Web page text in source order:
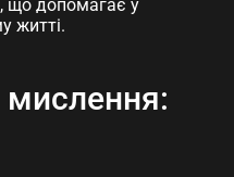
що допомагає у
житті.